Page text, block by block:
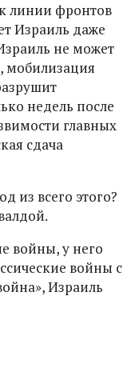
линии фронтов
Израиль даже
не может
мобилизация
недель после
главных
сдача
из всего этого?
войны, у него
войны с
Израиль